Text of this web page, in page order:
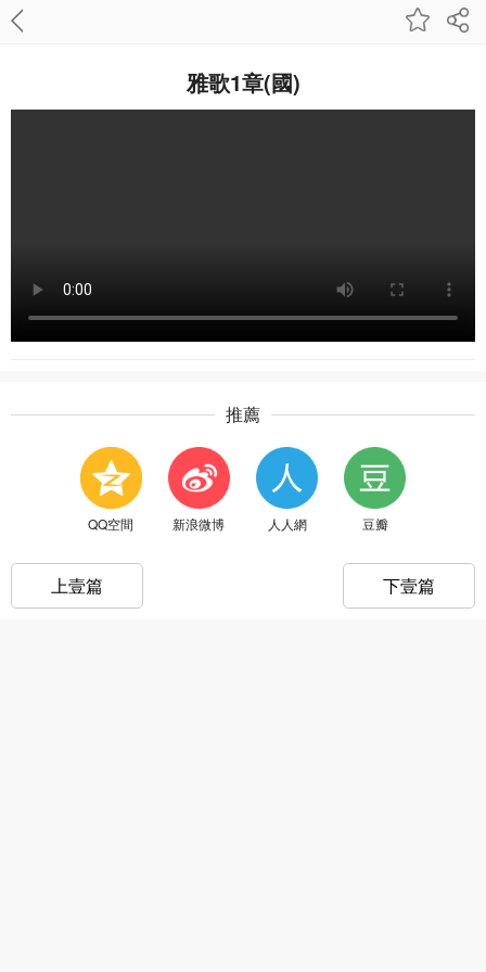
雅歌1章(國)
推薦
QQ空間 新浪微博 人人網 豆瓣
上壹篇 下壹篇